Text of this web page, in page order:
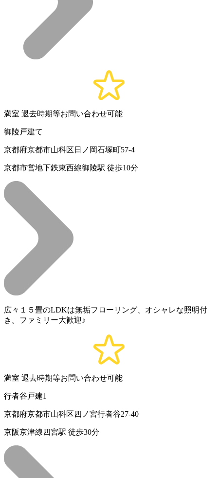
満室 退去時期等お問い合わせ可能
御陵戸建て
京都府京都市山科区日ノ岡石塚町57-4
京都市営地下鉄東西線御陵駅 徒歩10分
広々１５畳のLDKは無垢フローリング、オシャレな照明付
き。ファミリー大歓迎♪
満室 退去時期等お問い合わせ可能
行者谷戸建1
京都府京都市山科区四ノ宮行者谷27-40
京阪京津線四宮駅 徒歩30分